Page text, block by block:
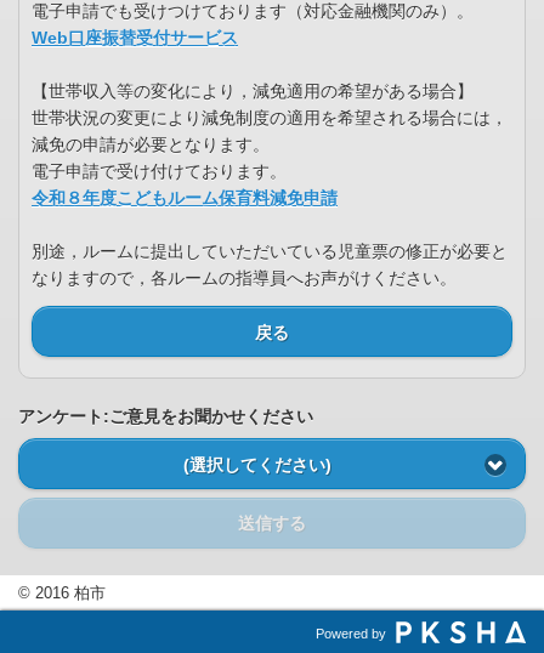
電子申請でも受けつけております（対応金融機関のみ）。
Web口座振替受付サービス
【世帯収入等の変化により，減免適用の希望がある場合】
世帯状況の変更により減免制度の適用を希望される場合には，
減免の申請が必要となります。
電子申請で受け付けております。
令和８年度こどもルーム保育料減免申請
別途，ルームに提出していただいている児童票の修正が必要と
なりますので，各ルームの指導員へお声がけください。
戻る
アンケート:ご意見をお聞かせください
(選択してください)
送信する
© 2016 柏市
Powered by